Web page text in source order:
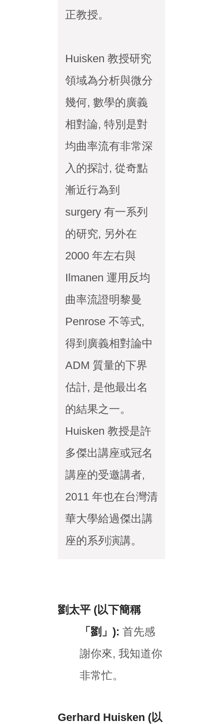
正教授。
Huisken 教授研究
領域為分析與微分
幾何, 數學的廣義
相對論, 特別是對
均曲率流有非常深
入的探討, 從奇點
漸近行為到
surgery 有一系列
的研究, 另外在
2000 年左右與
Ilmanen 運用反均
曲率流證明黎曼
Penrose 不等式,
得到廣義相對論中
ADM 質量的下界
估計, 是他最出名
的結果之一。
Huisken 教授是許
多傑出講座或冠名
講座的受邀講者,
2011 年也在台灣清
華大學給過傑出講
座的系列演講。
劉太平 (以下簡稱
「劉」): 首先感
謝你來, 我知道你
非常忙。
Gerhard Huisken (以